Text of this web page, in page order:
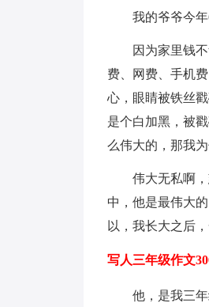
我的爷爷今
因为家里钱
费、网费、手机
心，眼睛被铁丝
是个白加黑，被
么伟大的，那我
伟大无私啊
中，他是最伟大
以，我长大之后
写人三年级作文
他，是我三